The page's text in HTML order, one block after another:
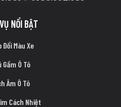
NỔI BẬT
Đổi Màu Xe
Gầm Ô Tô
Âm Ô Tô
Cách Nhiệt